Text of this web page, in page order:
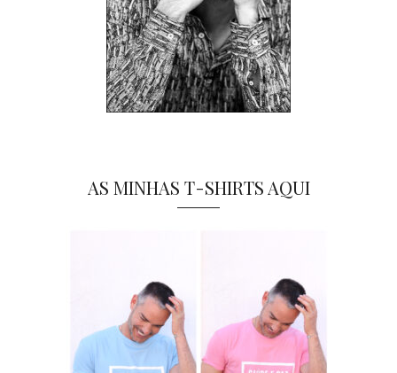
AS MINHAS T-SHIRTS AQUI